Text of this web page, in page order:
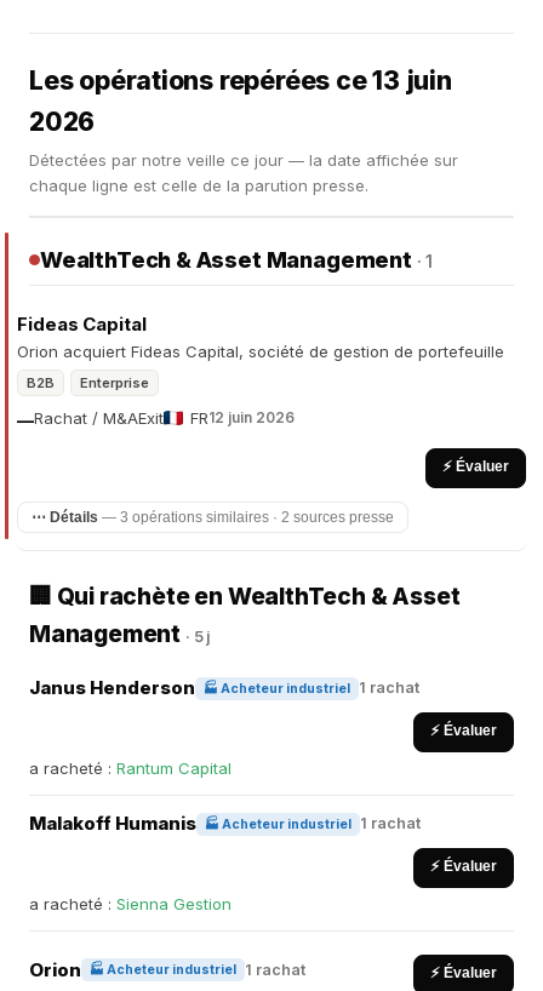
Les opérations repérées ce 13 juin
2026
Détectées par notre veille ce jour — la date affichée sur
chaque ligne est celle de la parution presse.
WealthTech & Asset Management · 1
Fideas Capital
Orion acquiert Fideas Capital, société de gestion de portefeuille
B2B Enterprise
Rachat / M&A
— Exit FR12 juin 2026
⚡ Évaluer
⋯ Détails — 3 opérations similaires · 2 sources presse
🏢 Qui rachète en WealthTech & Asset
Management · 5 j
Janus Henderson 🏭 Acheteur industriel 1 rachat
⚡ Évaluer
a racheté : Rantum Capital
Malakoff Humanis 🏭 Acheteur industriel 1 rachat
⚡ Évaluer
a racheté : Sienna Gestion
Orion 🏭 Acheteur industriel 1 rachat ⚡ Évaluer